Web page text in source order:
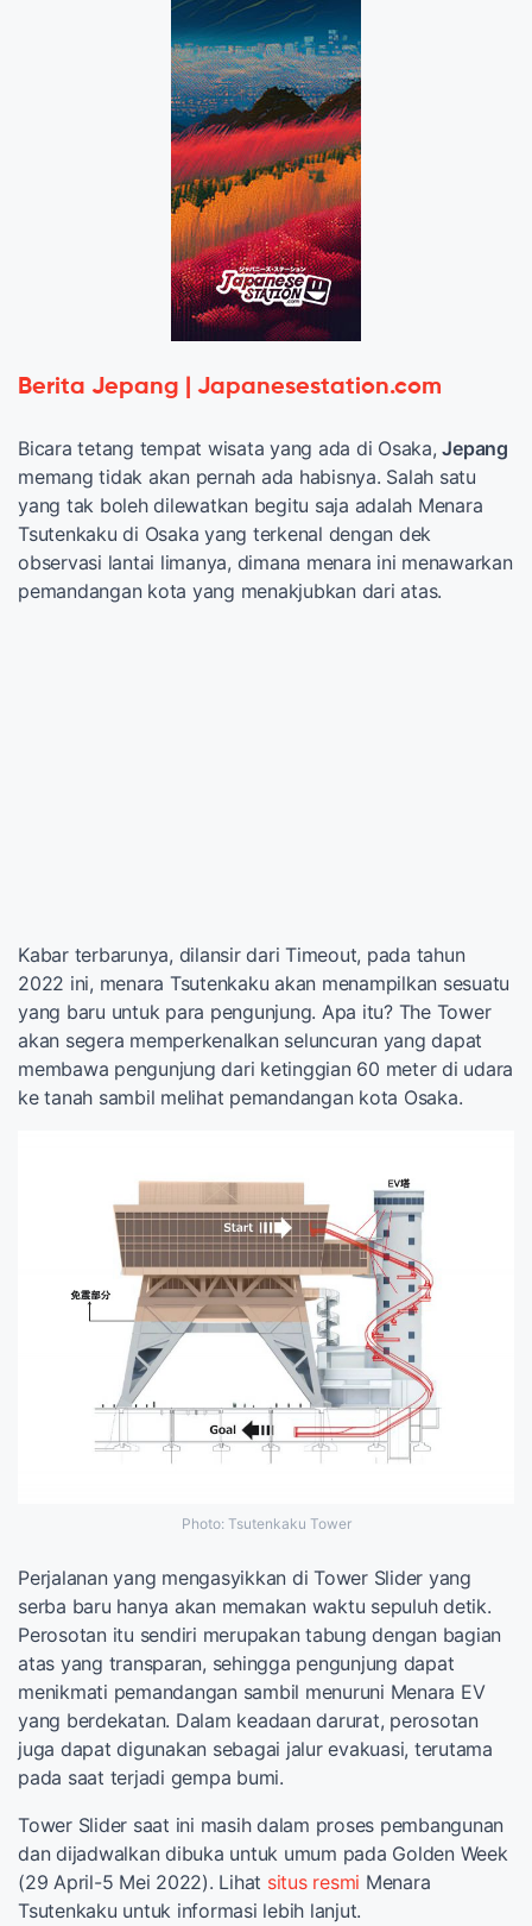
Berita Jepang | Japanesestation.com
Bicara tetang tempat wisata yang ada di Osaka,Jepang
memang tidak akan pernah ada habisnya. Salah satu
yang tak boleh dilewatkan begitu saja adalah Menara
Tsutenkaku di Osaka yang terkenal dengan dek
observasi lantai limanya, dimana menara ini menawarkan
pemandangan kota yang menakjubkan dari atas.
Kabar terbarunya, dilansir dari Timeout, pada tahun
2022 ini, menara Tsutenkaku akan menampilkan sesuatu
yang baru untuk para pengunjung. Apa itu? The Tower
akan segera memperkenalkan seluncuran yang dapat
membawa pengunjung dari ketinggian 60 meter di udara
ke tanah sambil melihat pemandangan kota Osaka.
Photo: Tsutenkaku Tower
Perjalanan yang mengasyikkan di Tower Slider yang
serba baru hanya akan memakan waktu sepuluh detik.
Perosotan itu sendiri merupakan tabung dengan bagian
atas yang transparan, sehingga pengunjung dapat
menikmati pemandangan sambil menuruni Menara EV
yang berdekatan. Dalam keadaan darurat, perosotan
juga dapat digunakan sebagai jalur evakuasi, terutama
pada saat terjadi gempa bumi.
Tower Slider saat ini masih dalam proses pembangunan
dan dijadwalkan dibuka untuk umum pada Golden Week
(29 April-5 Mei 2022). Lihat situs resmi Menara
Tsutenkaku untuk informasi lebih lanjut.